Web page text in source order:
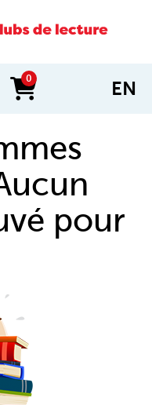
0
items in cart EN
pour